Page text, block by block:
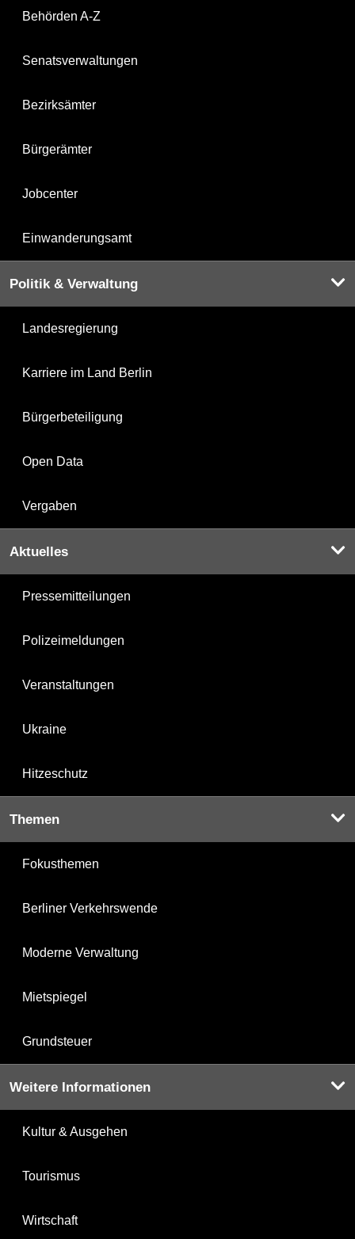
Behörden A-Z
Senatsverwaltungen
Bezirksämter
Bürgerämter
Jobcenter
Einwanderungsamt
Politik & Verwaltung
Landesregierung
Karriere im Land Berlin
Bürgerbeteiligung
Open Data
Vergaben
Aktuelles
Pressemitteilungen
Polizeimeldungen
Veranstaltungen
Ukraine
Hitzeschutz
Themen
Fokusthemen
Berliner Verkehrswende
Moderne Verwaltung
Mietspiegel
Grundsteuer
Weitere Informationen
Kultur & Ausgehen
Tourismus
Wirtschaft